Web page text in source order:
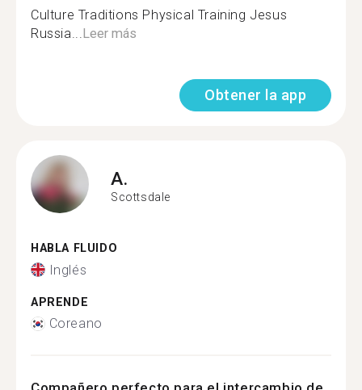
Culture Traditions Physical Training Jesus
Russia...Leer más
Obtener la app
A.
Scottsdale
HABLA FLUIDO
Inglés
APRENDE
Coreano